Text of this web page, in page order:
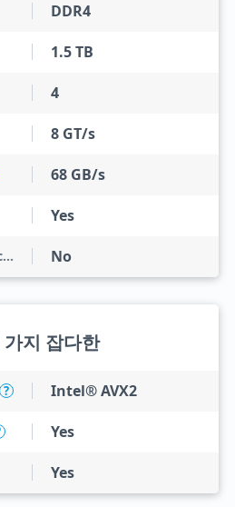
DDR4
1.5 TB
4
8 GT/s
68 GB/s
Yes
Intel Flex Memory Access No
가지 잡다한
? Intel® AVX2
Yes
Yes